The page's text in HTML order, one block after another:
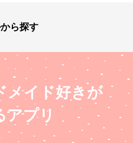
ら探す
メイド好きが
アプリ